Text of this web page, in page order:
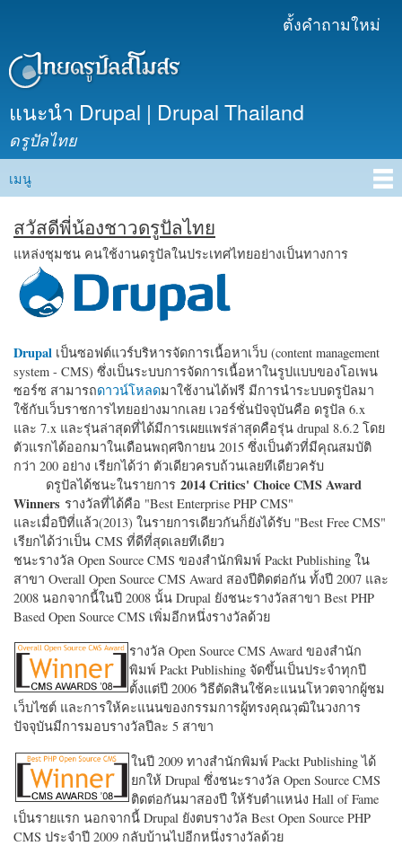
เนื้อหา
ตั้งคำถามใหม่
แนะนำ Drupal | Drupal Thailand
ดรูปัลไทย
Main menu
เมนู
สวัสดีพี่น้องชาวดรูปัลไทย
แหล่งชุมชน คนใช้งานดรูปัลในประเทศไทยอย่างเป็นทางการ
Drupal เป็นซอฟต์แวร์บริหารจัดการเนื้อหาเว็บ (content management
system - CMS) ซึ่งเป็นระบบการจัดการเนื้อหาในรูปแบบของโอเพน
ซอร์ซ สามารถดาวน์โหลดมาใช้งานได้ฟรี มีการนำระบบดรูปัลมา
ใช้กับเว็บราชการไทยอย่างมากเลย เวอร์ชั่นปัจจุบันคือ ดรูปัล 6.x
และ 7.x และรุ่นล่าสุดที่ได้มีการเผยแพร่ล่าสุดคือรุ่น drupal 8.6.2 โดย
ตัวแรกได้ออกมาในเดือนพฤศจิกายน 2015 ซึ่งเป็นตัวที่มีคุณสมบัติ
กว่า 200 อย่าง เรียกได้ว่า ตัวเดียวครบถ้วนเลยทีเดียวครับ
ดรูปัลได้ชนะในรายการ 2014 Critics' Choice CMS Award
Winners รางวัลที่ได้คือ "Best Enterprise PHP CMS"
และเมื่อปีที่แล้ว(2013) ในรายการเดียวกันก็ยังได้รับ "Best Free CMS"
เรียกได้ว่าเป็น CMS ที่ดีที่สุดเลยทีเดียว
ชนะรางวัล Open Source CMS ของสำนักพิมพ์ Packt Publishing ใน
สาขา Overall Open Source CMS Award สองปีติดต่อกัน ทั้งปี 2007 และ
2008 นอกจากนี้ในปี 2008 นั้น Drupal ยังชนะรางวัลสาขา Best PHP
Based Open Source CMS เพิ่มอีกหนึ่งรางวัลด้วย
รางวัล Open Source CMS Award ของสำนัก
พิมพ์ Packt Publishing จัดขึ้นเป็นประจำทุกปี
ตั้งแต่ปี 2006 วิธีตัดสินใช้คะแนนโหวตจากผู้ชม
เว็บไซต์ และการให้คะแนนของกรรมการผู้ทรงคุณวุฒิในวงการ
ปัจจุบันมีการมอบรางวัลปีละ 5 สาขา
ในปี 2009 ทางสำนักพิมพ์ Packt Publishing ได้
ยกให้ Drupal ซึ่งชนะรางวัล Open Source CMS
ติดต่อกันมาสองปี ให้รับตำแหน่ง Hall of Fame
เป็นรายแรก นอกจากนี้ Drupal ยังตบรางวัล Best Open Source PHP
CMS ประจำปี 2009 กลับบ้านไปอีกหนึ่งรางวัลด้วย